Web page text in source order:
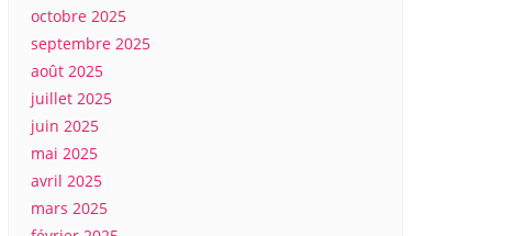
octobre 2025
septembre 2025
août 2025
juillet 2025
juin 2025
mai 2025
avril 2025
mars 2025